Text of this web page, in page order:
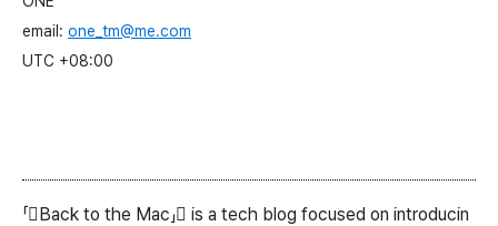
email: one_tm@me.com
UTC +08:00
「Back to the Mac」 is a tech blog focused on introducin